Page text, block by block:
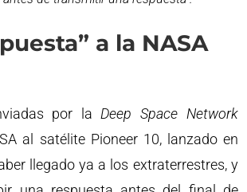
a la NASA
por laDeep Space Network
al satélite Pioneer 10, lanzado en
llegado ya a los extraterrestres, y